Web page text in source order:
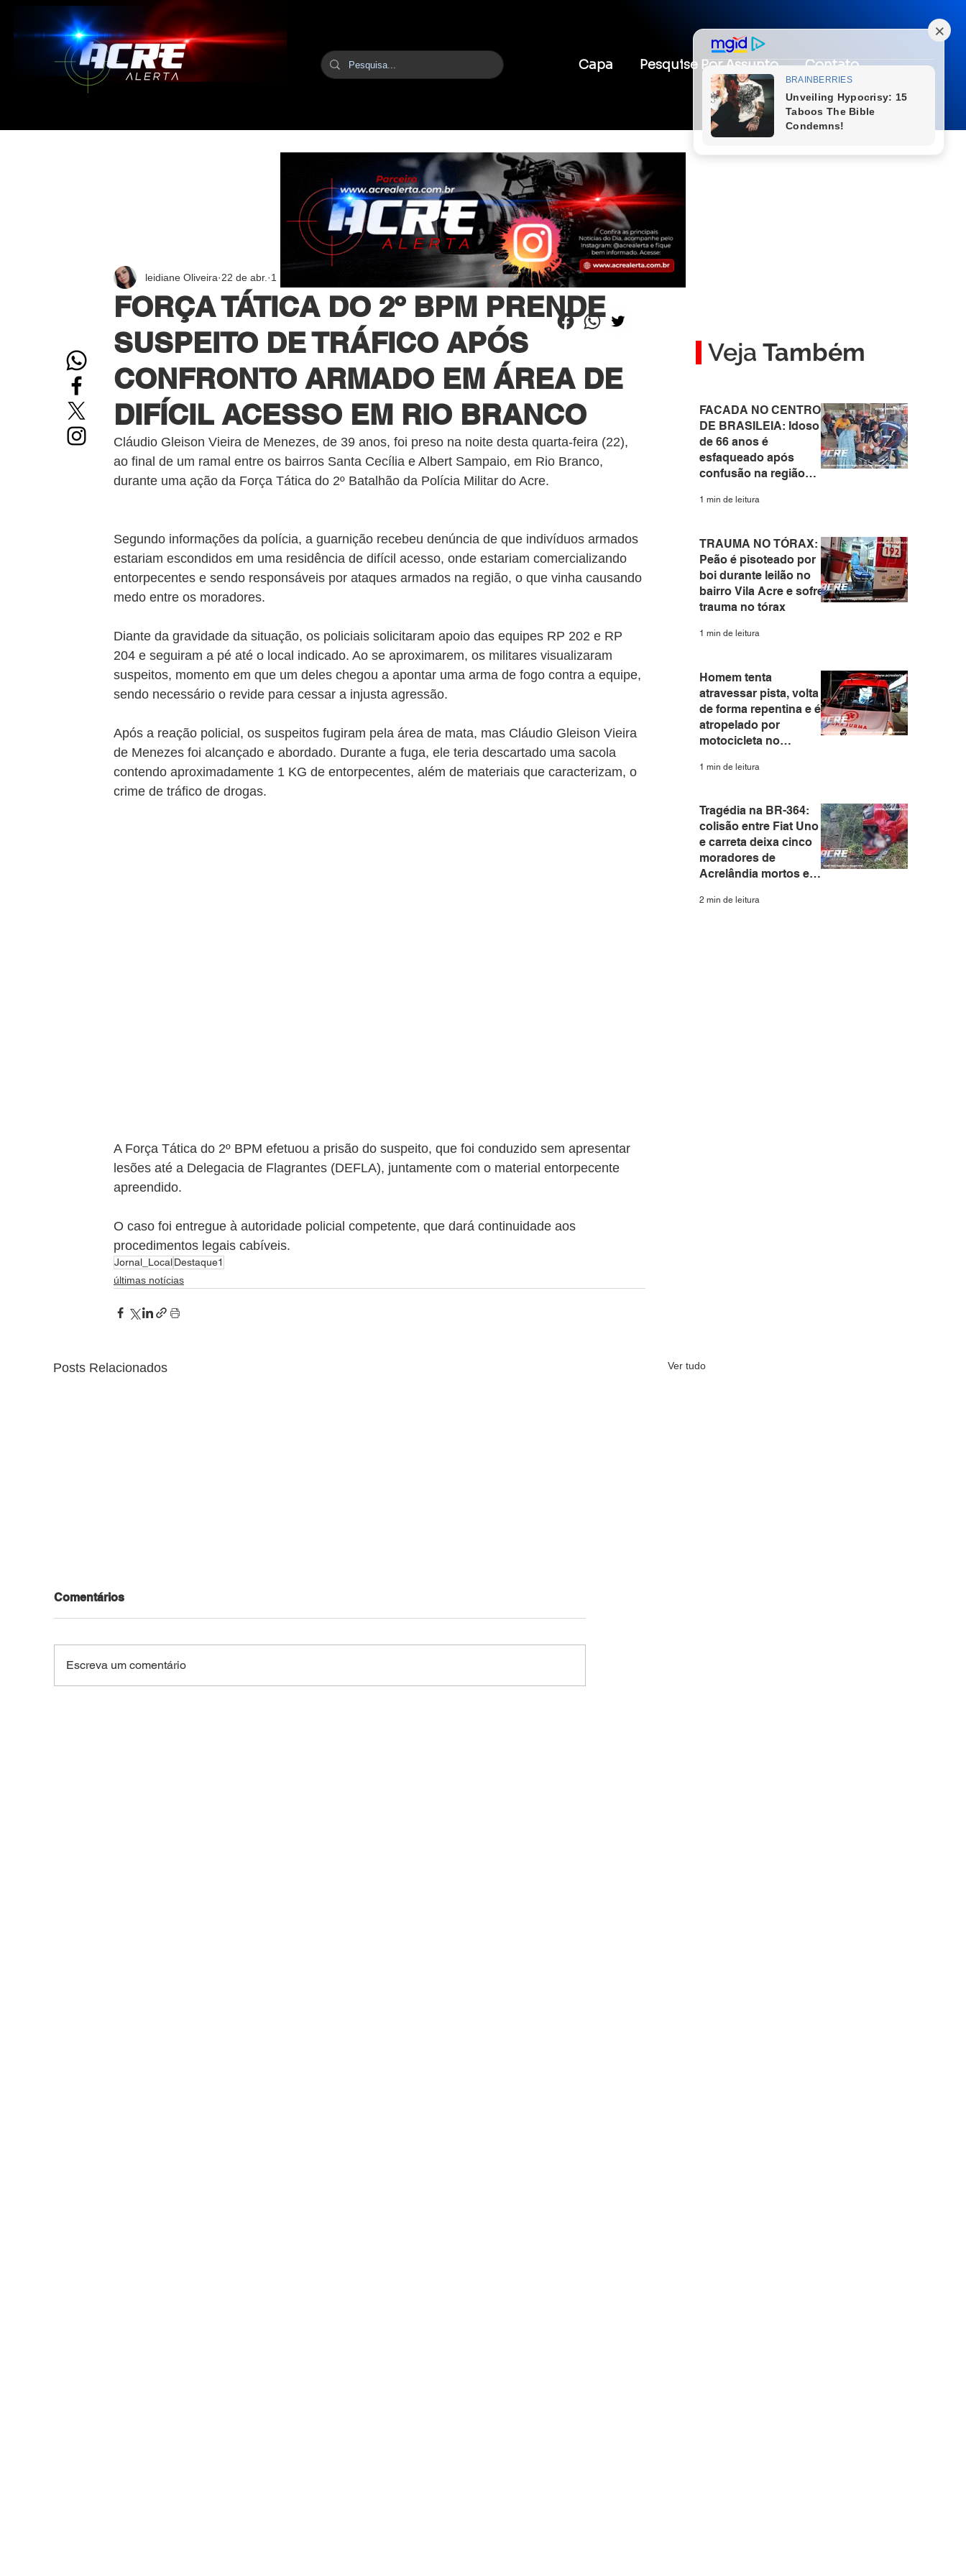
Capa Pesquise Por Assunto Contato
FORÇA TÁTICA DO 2º BPM PRENDE
SUSPEITO DE TRÁFICO APÓS
CONFRONTO ARMADO EM ÁREA DE
DIFÍCIL ACESSO EM RIO BRANCO
leidiane Oliveira 22 de abr. 1 min de leitura
Cláudio Gleison Vieira de Menezes, de 39 anos, foi preso na noite desta quarta-feira (22),
ao final de um ramal entre os bairros Santa Cecília e Albert Sampaio, em Rio Branco,
durante uma ação da Força Tática do 2º Batalhão da Polícia Militar do Acre.
Segundo informações da polícia, a guarnição recebeu denúncia de que indivíduos armados
estariam escondidos em uma residência de difícil acesso, onde estariam comercializando
entorpecentes e sendo responsáveis por ataques armados na região, o que vinha causando
medo entre os moradores.
Diante da gravidade da situação, os policiais solicitaram apoio das equipes RP 202 e RP
204 e seguiram a pé até o local indicado. Ao se aproximarem, os militares visualizaram
suspeitos, momento em que um deles chegou a apontar uma arma de fogo contra a equipe,
sendo necessário o revide para cessar a injusta agressão.
Após a reação policial, os suspeitos fugiram pela área de mata, mas Cláudio Gleison Vieira
de Menezes foi alcançado e abordado. Durante a fuga, ele teria descartado uma sacola
contendo aproximadamente 1 KG de entorpecentes, além de materiais que caracterizam, o
crime de tráfico de drogas.
A Força Tática do 2º BPM efetuou a prisão do suspeito, que foi conduzido sem apresentar
lesões até a Delegacia de Flagrantes (DEFLA), juntamente com o material entorpecente
apreendido.
O caso foi entregue à autoridade policial competente, que dará continuidade aos
procedimentos legais cabíveis.
Jornal_LocalDestaque1
últimas notícias
Posts Relacionados Ver tudo
Comentários
Escreva um comentário
FACADA NO CENTRO
DE BRASILEIA: Idoso
de 66 anos é
esfaqueado após
confusão na região
Acre
1 min de leitura
TRAUMA NO TÓRAX:
Peão é pisoteado por
boi durante leilão no
bairro Vila Acre e sofre
trauma no tórax
1 min de leitura
Homem tenta
atravessar pista, volta
de forma repentina e é
atropelado por
motocicleta no
Branco
1 min de leitura
Tragédia na BR-364:
colisão entre Fiat Uno
e carreta deixa cinco
moradores de
Acrelândia mortos em
2 min de leitura
Veja Também